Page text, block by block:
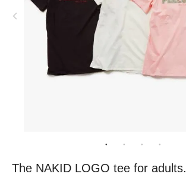
The NAKID LOGO tee for adults.